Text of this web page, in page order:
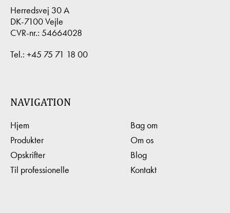
Herredsvej 30 A
DK-7100 Vejle
CVR-nr.: 54664028
Tel.: +45 75 71 18 00
NAVIGATION
Hjem
Produkter
Opskrifter
Til professionelle
Bag om
Om os
Blog
Kontakt